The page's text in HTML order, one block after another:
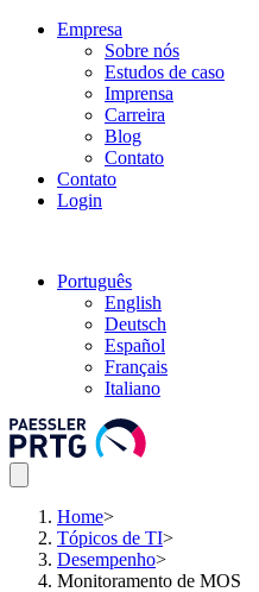
Empresa
Sobre nós
Estudos de caso
Imprensa
Carreira
Blog
Contato
Contato
Login
Português
English
Deutsch
Español
Français
Italiano
Home>
Tópicos de TI>
Desempenho>
Monitoramento de MOS